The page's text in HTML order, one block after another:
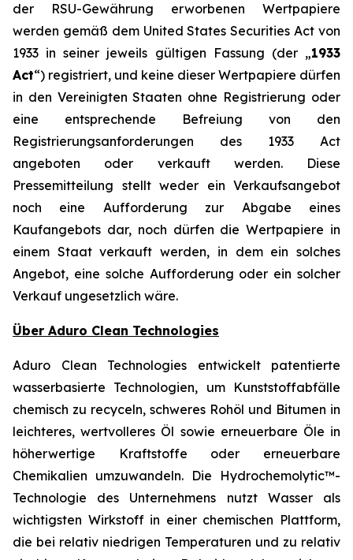
der RSU-Gewährung erworbenen Wertpapiere
werden gemäß dem United States Securities Act von
1933 in seiner jeweils gültigen Fassung (der „1933
Act“) registriert, und keine dieser Wertpapiere dürfen
in den Vereinigten Staaten ohne Registrierung oder
eine entsprechende Befreiung von den
Registrierungsanforderungen des 1933 Act
angeboten oder verkauft werden. Diese
Pressemitteilung stellt weder ein Verkaufsangebot
noch eine Aufforderung zur Abgabe eines
Kaufangebots dar, noch dürfen die Wertpapiere in
einem Staat verkauft werden, in dem ein solches
Angebot, eine solche Aufforderung oder ein solcher
Verkauf ungesetzlich wäre.
Über Aduro Clean Technologies
Aduro Clean Technologies entwickelt patentierte
wasserbasierte Technologien, um Kunststoffabfälle
chemisch zu recyceln, schweres Rohöl und Bitumen in
leichteres, wertvolleres Öl sowie erneuerbare Öle in
höherwertige Kraftstoffe oder erneuerbare
Chemikalien umzuwandeln. Die Hydrochemolytic™-
Technologie des Unternehmens nutzt Wasser als
wichtigsten Wirkstoff in einer chemischen Plattform,
die bei relativ niedrigen Temperaturen und zu relativ